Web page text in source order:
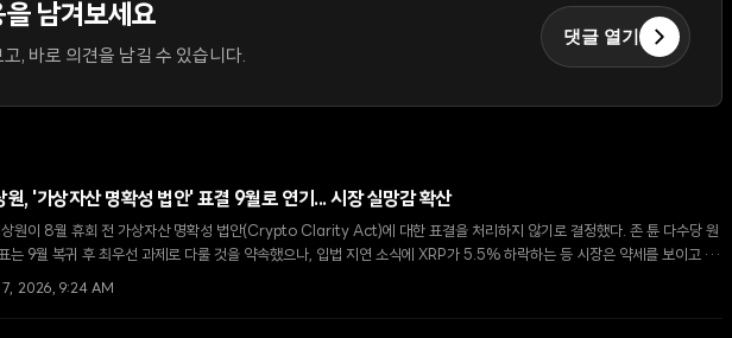
남겨보세요
, 바로 의견을 남길 수 있습니다.
댓글 열기
원, '가상자산 명확성 법안' 표결 9월로 연기... 시장 실망감 확산
상원이 8월 휴회 전 가상자산 명확성 법안(Crypto Clarity Act)에 대한 표결을 처리하지 않기로 결정했다. 존 튠 다수당 원
는 9월 복귀 후 최우선 과제로 다룰 것을 약속했으나, 입법 지연 소식에 XRP가 5.5% 하락하는 등 시장은 약세를 보이고 있
2026, 9:24 AM